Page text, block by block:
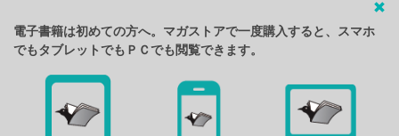
電子書籍は初めての方へ。マガストアで一度購入すると、スマホ
でもタブレットでもＰＣでも閲覧できます。